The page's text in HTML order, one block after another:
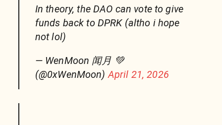
In theory, the DAO can vote to give
funds back to DPRK (altho i hope
not lol)
— WenMoon 闻月 💚
(@0xWenMoon)April 21, 2026